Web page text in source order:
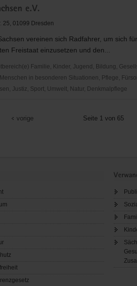
e.V.
25, 01099 Dresden
vereinen sich Radfahrer, um sich
Freistaat einzusetzen und den...
Familie, Kinder, Jugend, Bildung,
in besonderen Situationen, Pflege,
Justiz, Sport, Umwelt, Natur, Denkmalpflege
vorige Seite 1 von 65